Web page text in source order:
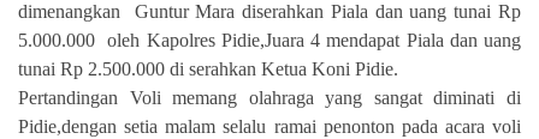
dimenangkan
Guntur Mara diserahkan Piala dan uang tunai Rp
5.000.000
oleh Kapolres Pidie,Juara 4 mendapat Piala dan uang
tunai Rp 2.500.000 di serahkan Ketua Koni Pidie.
Pertandingan Voli memang olahraga yang sangat diminati di
Pidie,dengan setia malam selalu ramai penonton pada acara voli